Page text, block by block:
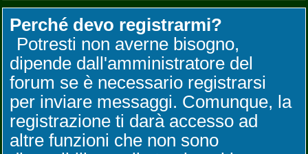
Perché devo registrarmi?
Potresti non averne bisogno,
dipende dall'amministratore del
forum se è necessario registrarsi
per inviare messaggi. Comunque, la
registrazione ti darà accesso ad
altre funzioni che non sono